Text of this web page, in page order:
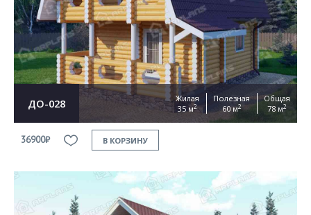
ДО-028
Жилая
35 м2
Полезная
60 м2
Общая
78 м2
36900₽ В КОРЗИНУ